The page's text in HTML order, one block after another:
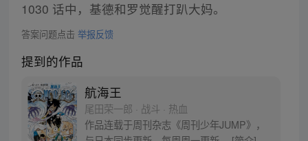
1030 话中，基德和罗觉醒打趴大妈。
答案问题点击 举报反馈
提到的作品
航海王
尾田荣一郎 · 战斗 · 热血
作品连载于周刊杂志《周刊少年JUMP》，